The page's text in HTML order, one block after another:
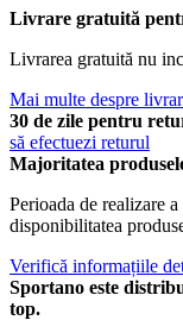
Livrare gratuită
Livrarea gratuită nu
Mai multe despre
30 de zile pentru
să efectuezi returul
Majoritatea
Perioada de realizare
disponibilitatea
Verifică informațiile
Sportano este
top.